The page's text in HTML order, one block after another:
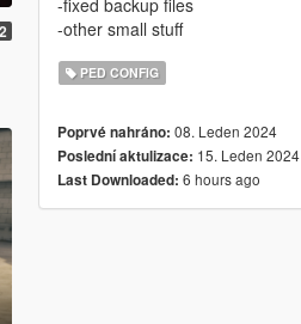
-other small stuff
PED CONFIG
Poprvé nahráno: 08. Leden 2024
Poslední aktulizace: 15. Leden 2024
Last Downloaded: 6 hours ago